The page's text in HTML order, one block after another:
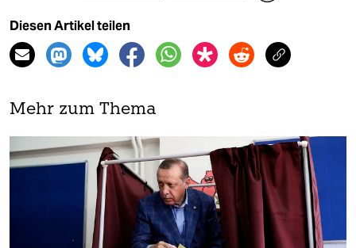
Diesen Artikel teilen
Mehr zum Thema